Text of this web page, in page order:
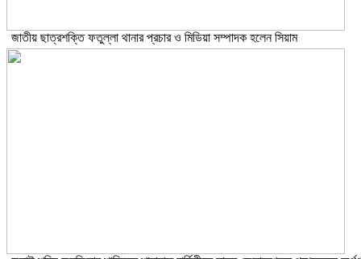
জাতীয় ছাত্রশক্তি ফতুল্লা থানার প্রচার ও মিডিয়া সম্পাদক হলেন সিয়াম